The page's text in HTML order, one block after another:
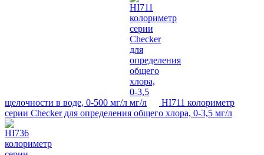
щелочности в воде, 0-500 мг/л
HI711 колориметр
серии Checker для определения общего хлора, 0-3,5 мг/л